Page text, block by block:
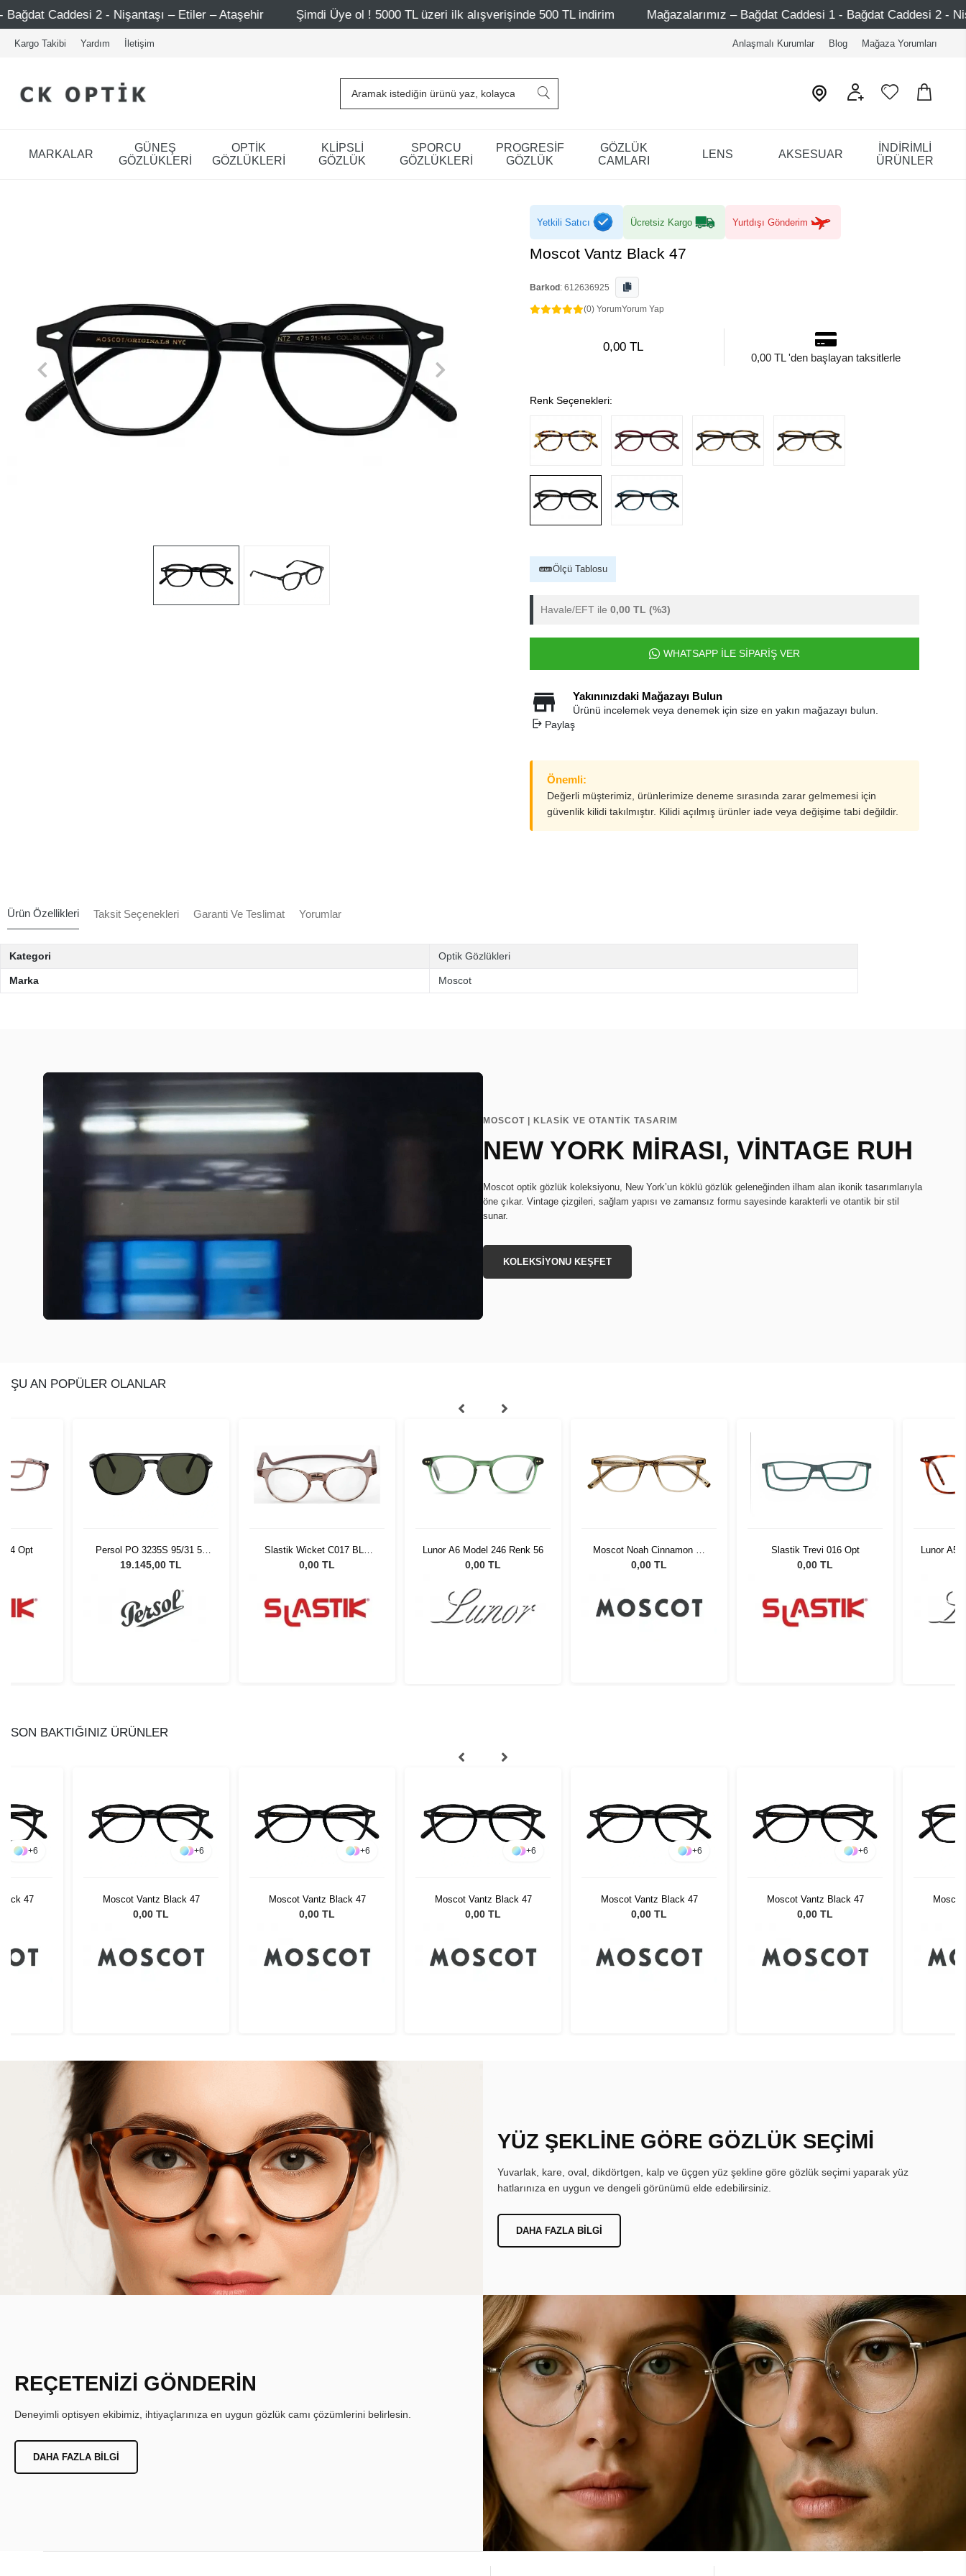
Nişantaşı – Etiler – Ataşehir Şimdi Üye ol ! 5000 TL üzeri ilk alışverişinde 500 TL indirim Mağazalarımız – Bağdat Caddesi 1 - Bağdat Caddesi 2 - Nişantaşı – Etiler –
Kargo Takibi Yardım İletişim Anlaşmalı Kurumlar Blog Mağaza Yorumları
MARKALAR
GÜNEŞ
GÖZLÜKLERİ
OPTİK
GÖZLÜKLERİ
KLİPSLİ
GÖZLÜK
SPORCU
GÖZLÜKLERİ
PROGRESİF
GÖZLÜK
GÖZLÜK
CAMLARI
LENS AKSESUAR
İNDİRİMLİ
ÜRÜNLER
Yetkili Satıcı Ücretsiz Kargo Yurtdışı Gönderim
Moscot Vantz Black 47
Barkod : 612636925
(0) YorumYorum Yap
0,00 TL
0,00 TL 'den başlayan taksitlerle
Renk Seçenekleri:
Ölçü Tablosu
Havale/EFT ile 0,00 TL (%3)
WHATSAPP İLE SİPARİŞ VER
Yakınınızdaki Mağazayı Bulun
Ürünü incelemek veya denemek için size en yakın mağazayı bulun.
Paylaş
Önemli:
Değerli müşterimiz, ürünlerimize deneme sırasında zarar gelmemesi için
güvenlik kilidi takılmıştır. Kilidi açılmış ürünler iade veya değişime tabi değildir.
Ürün Özellikleri Taksit Seçenekleri Garanti Ve Teslimat Yorumlar
Kategori Optik Gözlükleri
Marka Moscot
MOSCOT | KLASİK VE OTANTİK TASARIM
NEW YORK MİRASI, VİNTAGE RUH
Moscot optik gözlük koleksiyonu, New York’un köklü gözlük geleneğinden ilham alan ikonik tasarımlarıyla
öne çıkar. Vintage çizgileri, sağlam yapısı ve zamansız formu sayesinde karakterli ve otantik bir stil
sunar.
KOLEKSİYONU KEŞFET
ŞU AN POPÜLER OLANLAR
Opt
Persol PO 3235S 95/31 55
Unisex Güneş Gözlüğü
19.145,00 TL
Slastik Wicket C017 BLB
Ekran Göz.
0,00 TL
Lunor A6 Model 246 Renk 56
0,00 TL
Moscot Noah Cinnamon 47
0312-01
0,00 TL
Slastik Trevi 016 Opt
0,00 TL
Lunor A5
SON BAKTIĞINIZ ÜRÜNLER
+6
47
+6
Moscot Vantz Black 47
0,00 TL
+6
Moscot Vantz Black 47
0,00 TL
+6
Moscot Vantz Black 47
0,00 TL
+6
Moscot Vantz Black 47
0,00 TL
+6
Moscot Vantz Black 47
0,00 TL
YÜZ ŞEKLİNE GÖRE GÖZLÜK SEÇİMİ
Yuvarlak, kare, oval, dikdörtgen, kalp ve üçgen yüz şekline göre gözlük seçimi yaparak yüz
hatlarınıza en uygun ve dengeli görünümü elde edebilirsiniz.
DAHA FAZLA BILGI
REÇETENİZİ GÖNDERİN
Deneyimli optisyen ekibimiz, ihtiyaçlarınıza en uygun gözlük camı çözümlerini belirlesin.
DAHA FAZLA BILGI